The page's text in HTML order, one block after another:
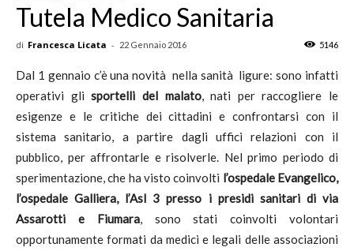
Tutela Medico Sanitaria
di Francesca Licata - 22 Gennaio 2016 5146
Dal 1 gennaio c’è una novità nella sanità ligure: sono infatti
operativi glisportelli del malato, nati per raccogliere le
esigenze e le critiche dei cittadini e confrontarsi con il
sistema sanitario, a partire dagli uffici relazioni con il
pubblico, per affrontarle e risolverle. Nel primo periodo di
sperimentazione, che ha visto coinvolti l’ospedale Evangelico,
l’ospedale Galliera, l’Asl 3 presso i presidi sanitari di via
Assarotti e Fiumara, sono stati coinvolti volontari
opportunamente formati da medici e legali delle associazioni